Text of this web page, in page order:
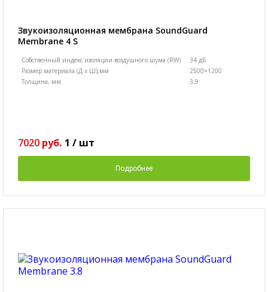
Звукоизоляционная мембрана SoundGuard
Membranе 4 S
Собственный индекс изоляции воздушного шума (RW)
34 дБ
Размер материала (Д х Ш),мм
2500×1200
Толщина, мм
3,9
7020 руб. 1 / шт
Подробнее